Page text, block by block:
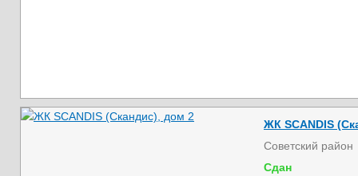
ЖК SCANDIS
Советский район
Сдан